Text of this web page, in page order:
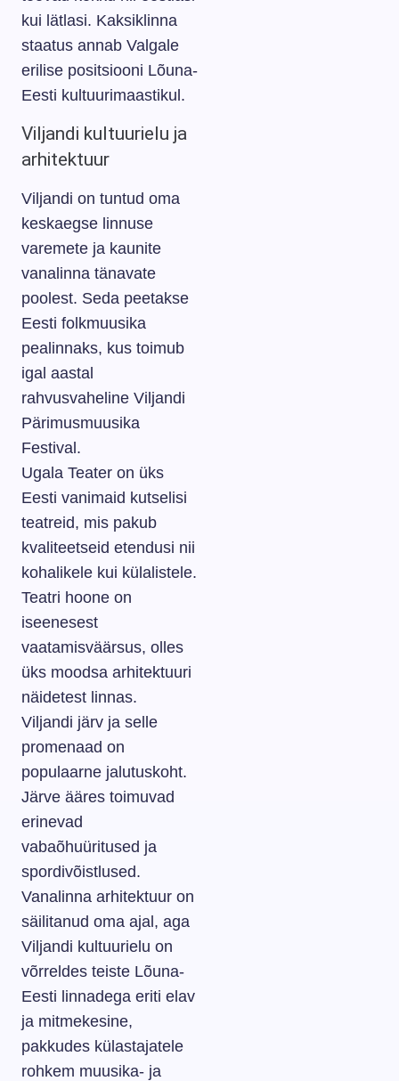
kui lätlasi. Kaksiklinna
staatus annab Valgale
erilise positsiooni Lõuna-
Eesti kultuurimaastikul.
Viljandi kultuurielu ja
arhitektuur
Viljandi on tuntud oma
keskaegse linnuse
varemete ja kaunite
vanalinna tänavate
poolest. Seda peetakse
Eesti folkmuusika
pealinnaks, kus toimub
igal aastal
rahvusvaheline Viljandi
Pärimusmuusika
Festival.
Ugala Teater on üks
Eesti vanimaid kutselisi
teatreid, mis pakub
kvaliteetseid etendusi nii
kohalikele kui külalistele.
Teatri hoone on
iseenesest
vaatamisväärsus, olles
üks moodsa arhitektuuri
näidetest linnas.
Viljandi järv ja selle
promenaad on
populaarne jalutuskoht.
Järve ääres toimuvad
erinevad
vabaõhuüritused ja
spordivõistlused.
Vanalinna arhitektuur on
säilitanud oma ajal, aga
Viljandi kultuurielu on
võrreldes teiste Lõuna-
Eesti linnadega eriti elav
ja mitmekesine,
pakkudes külastajatele
rohkem muusika- ja